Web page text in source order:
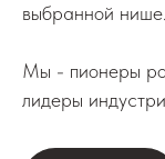
выбранной нише.
Мы - пионеры
лидеры